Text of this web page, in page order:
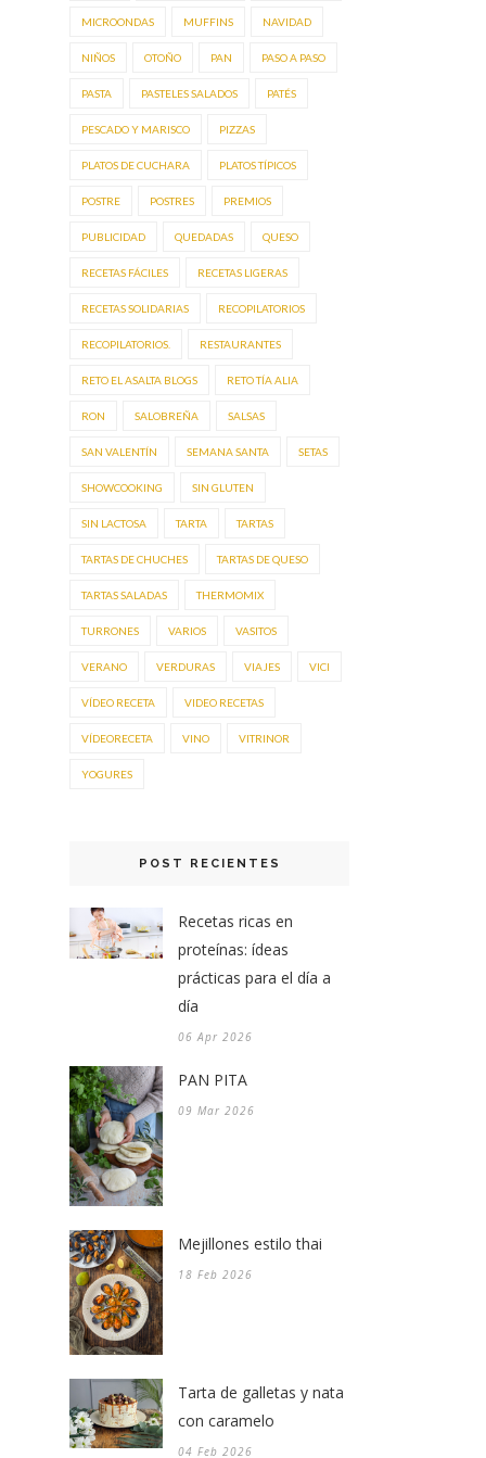
MICROONDAS MUFFINS NAVIDAD
NIÑOS OTOÑO PAN PASO A PASO
PASTA PASTELES SALADOS PATÉS
PESCADO Y MARISCO PIZZAS
PLATOS DE CUCHARA PLATOS TÍPICOS
POSTRE POSTRES PREMIOS
PUBLICIDAD QUEDADAS QUESO
RECETAS FÁCILES RECETAS LIGERAS
RECETAS SOLIDARIAS RECOPILATORIOS
RECOPILATORIOS. RESTAURANTES
RETO EL ASALTA BLOGS RETO TÍA ALIA
RON SALOBREÑA SALSAS
SAN VALENTÍN SEMANA SANTA SETAS
SHOWCOOKING SIN GLUTEN
SIN LACTOSA TARTA TARTAS
TARTAS DE CHUCHES TARTAS DE QUESO
TARTAS SALADAS THERMOMIX
TURRONES VARIOS VASITOS
VERANO VERDURAS VIAJES VICI
VÍDEO RECETA VIDEO RECETAS
VÍDEORECETA VINO VITRINOR
YOGURES
POST RECIENTES
Recetas ricas en
proteínas: ídeas
prácticas para el día a
día
06 Apr 2026
PAN PITA
09 Mar 2026
Mejillones estilo thai
18 Feb 2026
Tarta de galletas y nata
con caramelo
04 Feb 2026